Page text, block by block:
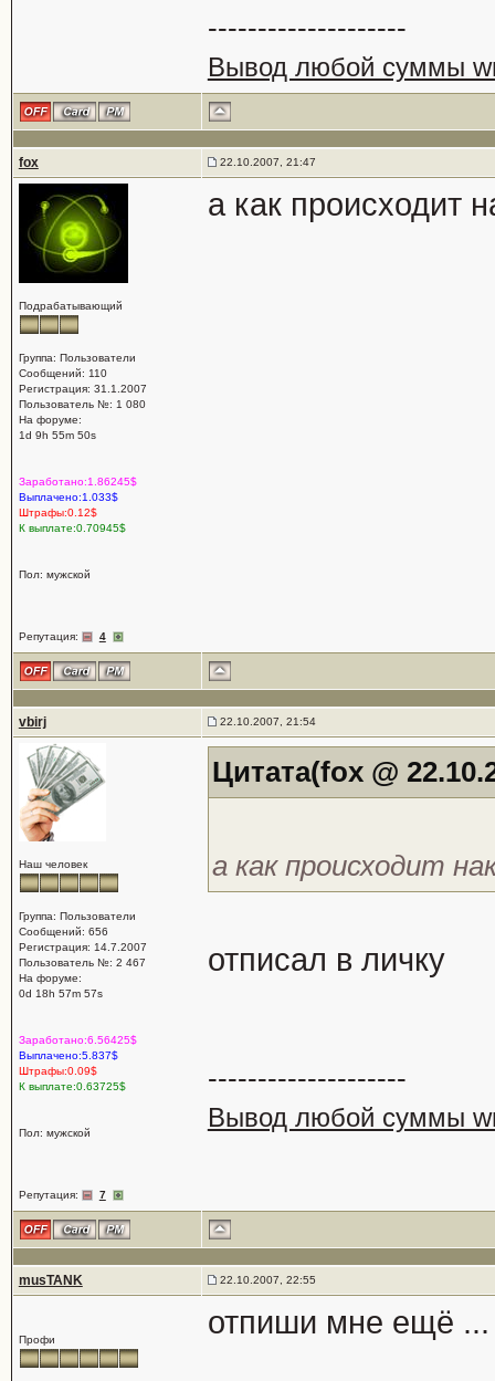
--------------------
Вывод любой суммы
fox 22.10.2007, 21:47
Подрабатывающий
Группа: Пользователи
Сообщений: 110
Регистрация: 31.1.2007
Пользователь №: 1 080
На форуме:
1d 9h 55m 50s
Заработано:1.86245$
Выплачено:1.033$
Штрафы:0.12$
К выплате:0.70945$
Пол: мужской
Репутация: 4
а как происходит
vbirj 22.10.2007, 21:54
Наш человек
Группа: Пользователи
Сообщений: 656
Регистрация: 14.7.2007
Пользователь №: 2 467
На форуме:
0d 18h 57m 57s
Заработано:6.56425$
Выплачено:5.837$
Штрафы:0.09$
К выплате:0.63725$
Пол: мужской
Репутация: 7
Цитата(fox @
а как происходит
отписал в личку
--------------------
Вывод любой суммы
musTANK 22.10.2007, 22:55
Профи отпиши мне ещё ...